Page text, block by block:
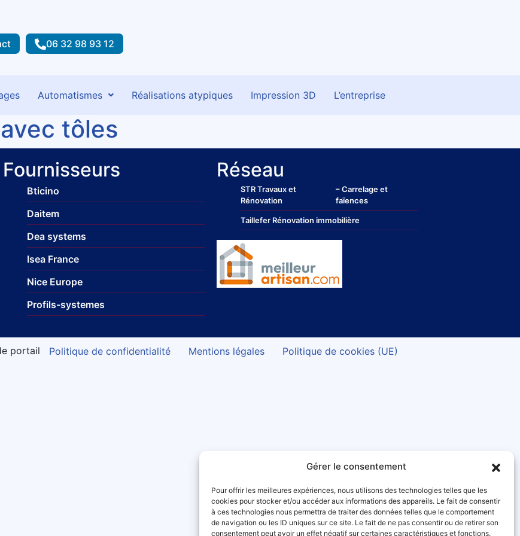
Gérer le consentement
Pour offrir les meilleures expériences, nous utilisons des technologies telles que les
cookies pour stocker et/ou accéder aux informations des appareils. Le fait de consentir
à ces technologies nous permettra de traiter des données telles que le comportement
de navigation ou les ID uniques sur ce site. Le fait de ne pas consentir ou de retirer son
consentement peut avoir un effet négatif sur certaines caractéristiques et fonctions.
06 32 98 93 12
Automatismes Réalisations atypiques Impression 3D L’entreprise
tôles
Fournisseurs
Bticino
Daitem
Dea systems
Isea France
Nice Europe
Profils-systemes
Réseau
STR Travaux et
Rénovation
– Carrelage et
faïences
Taillefer Rénovation immobilière
portail Politique de confidentialité Mentions légales Politique de cookies (UE)